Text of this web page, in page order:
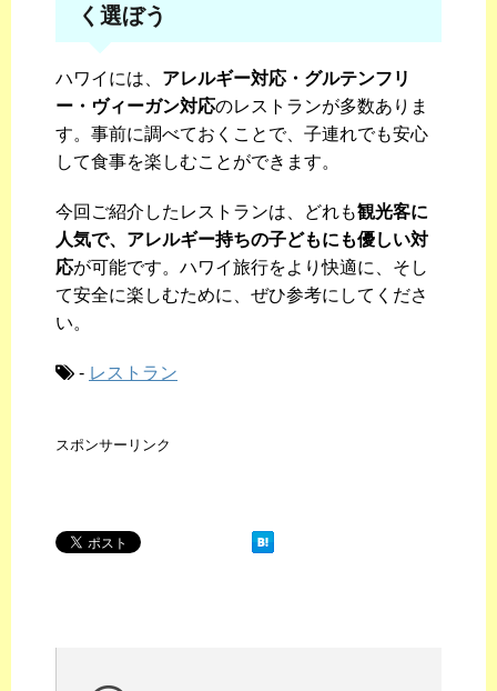
く選ぼう
ハワイには、 アレルギー対応・グルテンフリ
ー・ヴィーガン対応のレストランが多数ありま
す。事前に調べておくことで、子連れでも安心
して食事を楽しむことができます。
今回ご紹介したレストランは、どれも観光客に
人気で、アレルギー持ちの子どもにも優しい対
応が可能です。ハワイ旅行をより快適に、そし
て安全に楽しむために、ぜひ参考にしてくださ
い。
- レストラン
スポンサーリンク